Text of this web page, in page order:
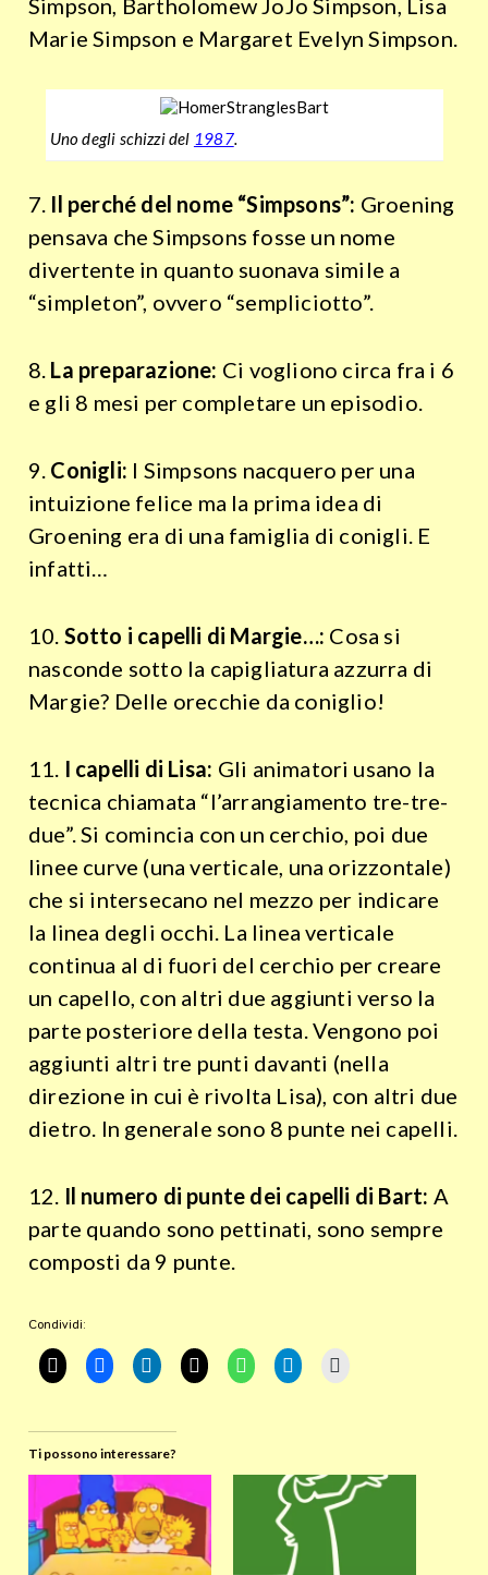
Simpson, Bartholomew JoJo Simpson, Lisa
Marie Simpson e Margaret Evelyn Simpson.
Uno degli schizzi del 1987.
7. Il perché del nome “Simpsons”: Groening
pensava che Simpsons fosse un nome
divertente in quanto suonava simile a
“simpleton”, ovvero “sempliciotto”.
8. La preparazione: Ci vogliono circa fra i 6
e gli 8 mesi per completare un episodio.
9. Conigli: I Simpsons nacquero per una
intuizione felice ma la prima idea di
Groening era di una famiglia di conigli. E
infatti…
10. Sotto i capelli di Margie…: Cosa si
nasconde sotto la capigliatura azzurra di
Margie? Delle orecchie da coniglio!
11. I capelli di Lisa: Gli animatori usano la
tecnica chiamata “l’arrangiamento tre-tre-
due”. Si comincia con un cerchio, poi due
linee curve (una verticale, una orizzontale)
che si intersecano nel mezzo per indicare
la linea degli occhi. La linea verticale
continua al di fuori del cerchio per creare
un capello, con altri due aggiunti verso la
parte posteriore della testa. Vengono poi
aggiunti altri tre punti davanti (nella
direzione in cui è rivolta Lisa), con altri due
dietro. In generale sono 8 punte nei capelli.
12. Il numero di punte dei capelli di Bart: A
parte quando sono pettinati, sono sempre
composti da 9 punte.
Condividi:
Ti possono interessare?